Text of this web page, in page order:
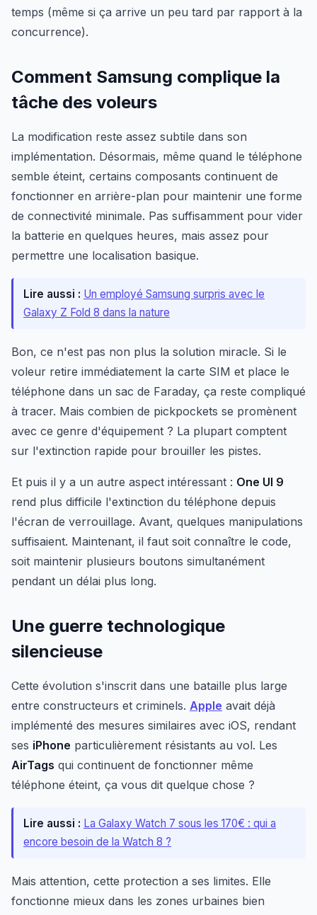
temps (même si ça arrive un peu tard par rapport à la
concurrence).
Comment Samsung complique la
tâche des voleurs
La modification reste assez subtile dans son
implémentation. Désormais, même quand le téléphone
semble éteint, certains composants continuent de
fonctionner en arrière-plan pour maintenir une forme
de connectivité minimale. Pas suffisamment pour vider
la batterie en quelques heures, mais assez pour
permettre une localisation basique.
Lire aussi : Un employé Samsung surpris avec le
Galaxy Z Fold 8 dans la nature
Bon, ce n'est pas non plus la solution miracle. Si le
voleur retire immédiatement la carte SIM et place le
téléphone dans un sac de Faraday, ça reste compliqué
à tracer. Mais combien de pickpockets se promènent
avec ce genre d'équipement ? La plupart comptent
sur l'extinction rapide pour brouiller les pistes.
Et puis il y a un autre aspect intéressant : One UI 9
rend plus difficile l'extinction du téléphone depuis
l'écran de verrouillage. Avant, quelques manipulations
suffisaient. Maintenant, il faut soit connaître le code,
soit maintenir plusieurs boutons simultanément
pendant un délai plus long.
Une guerre technologique
silencieuse
Cette évolution s'inscrit dans une bataille plus large
entre constructeurs et criminels. Apple avait déjà
implémenté des mesures similaires avec iOS, rendant
ses iPhone particulièrement résistants au vol. Les
AirTags qui continuent de fonctionner même
téléphone éteint, ça vous dit quelque chose ?
Lire aussi : La Galaxy Watch 7 sous les 170€ : qui a
encore besoin de la Watch 8 ?
Mais attention, cette protection a ses limites. Elle
fonctionne mieux dans les zones urbaines bien